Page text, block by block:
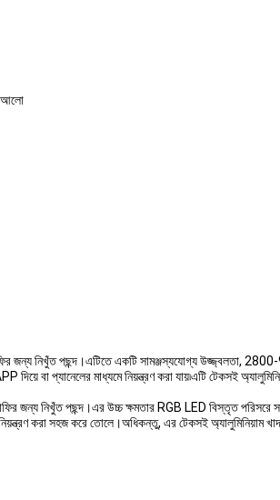
আলো
নিখুঁত পছন্দ।এটিতে একটি সামঞ্জস্যযোগ্য উজ্জ্বলতা,
প্যানেলের মাধ্যমে নিয়ন্ত্রণ করা যায়৷এটি টেকসই
জন্য নিখুঁত পছন্দ।এর উচ্চ ক্ষমতার RGB LED বিস্তৃত পরিসরে
সহজ করে তোলে।অধিকন্তু, এর টেকসই অ্যালুমিনিয়াম খাদ